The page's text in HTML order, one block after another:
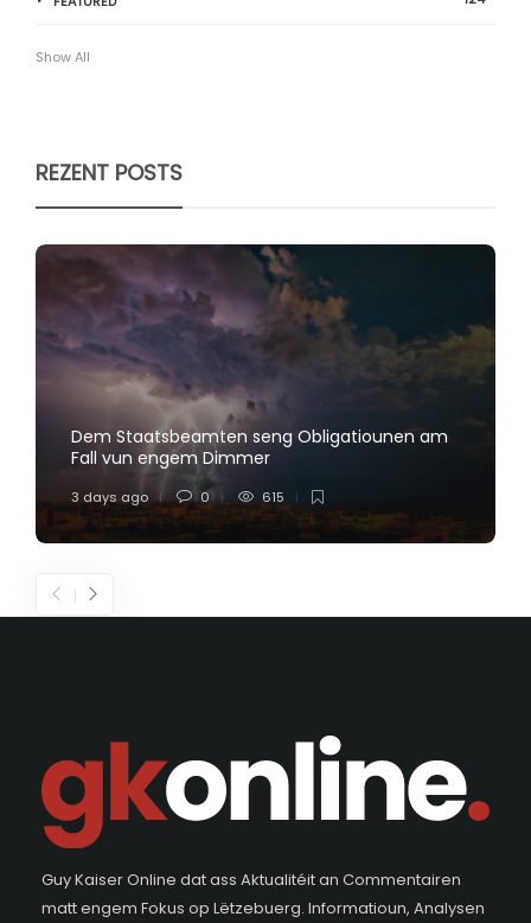
Show All
REZENT POSTS
Dem Staatsbeamten seng Obligatiounen am
Fall vun engem Dimmer
3 days ago 0 615
Guy Kaiser Online dat ass Aktualitéit an Commentairen
matt engem Fokus op Lëtzebuerg. Informatioun, Analysen